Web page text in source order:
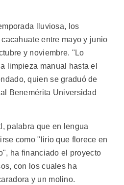
lluviosa, los
entre mayo y junio
y noviembre. "Lo
limpieza manual hasta el
quien se graduó de
Benemérita Universidad
palabra que en lengua
como "lirio que florece en
ha financiado el proyecto
con los cuales ha
y un molino.